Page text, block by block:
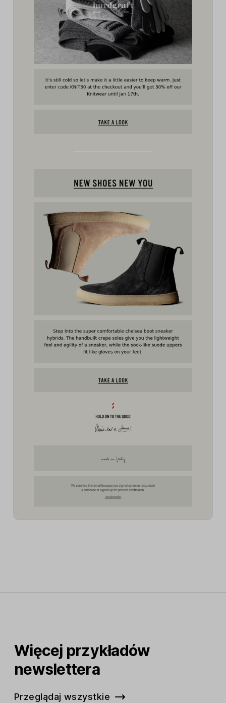
Więcej przykładów
newslettera
Przeglądaj wszystkie